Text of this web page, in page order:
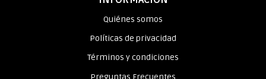
Quiénes somos
Políticas de privacidad
Términos y condiciones
Preguntas Frecuentes